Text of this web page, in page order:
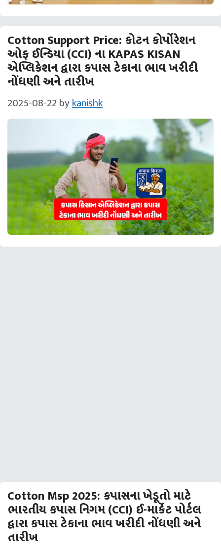
Cotton Support Price: કોટન કોર્પોરેશન
ઓફ ઈન્ડિયા (CCI) ના KAPAS KISAN
એપ્લિકેશન દ્વારા કપાસ ટેકાના ભાવ ખરીદી
નોંધણી અને તારીખ
2025-08-22 bykanishk
Cotton Msp 2025: કપાસના ખેડૂતો માટે
ભારતીય કપાસ નિગમ (CCI) ઈ-માર્કેટ પોર્ટલ
દ્વારા કપાસ ટેકાના ભાવ ખરીદી નોંધણી અને
તારીખ